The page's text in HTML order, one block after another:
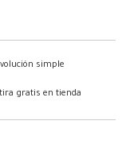
simple
gratis en tienda